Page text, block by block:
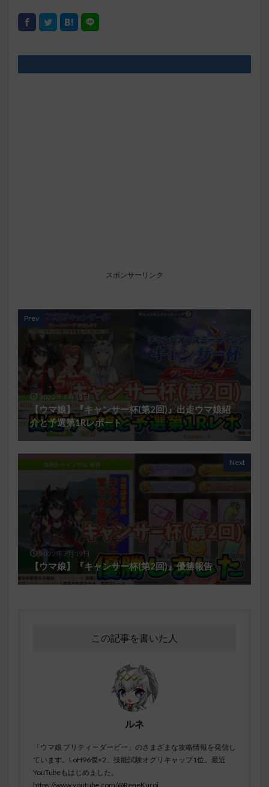
スポンサーリンク
Prev
2022年7月15日
【ウマ娘】『キャンサー杯(第2回)』出走ウマ娘紹
介と予選第1Rレポート
Next
2022年7月19日
【ウマ娘】『キャンサー杯(第2回)』優勝報告
この記事を書いた人
ルネ
「ウマ娘 プリティーダービー」のさまざまな攻略情報を発信し
ています。LoH96傑×2、技能試験オグリキャップ1位。最近
YouTubeもはじめました。
https://www.youtube.com/@ReneKuroi